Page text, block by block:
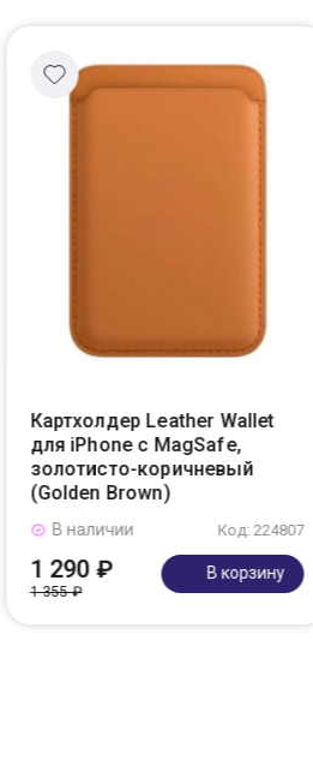
Картхолдер Leather Wallet
для iPhone с MagSafe,
золотисто-коричневый
(Golden Brown)
Код: 224807
В наличии
1 290 ₽
1 355 ₽
В корзину